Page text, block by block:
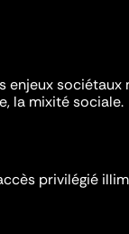
sociétaux
la mixité sociale.
privilégié